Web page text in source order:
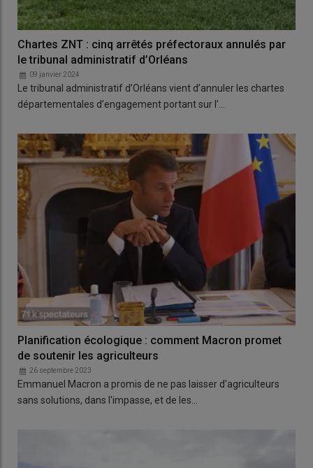
Chartes ZNT : cinq arrêtés préfectoraux annulés par
le tribunal administratif d’Orléans
09 janvier 2024
Le tribunal administratif d’Orléans vient d’annuler les chartes
départementales d’engagement portant sur l’…
Planification écologique : comment Macron promet
de soutenir les agriculteurs
26 septembre 2023
Emmanuel Macron a promis de ne pas laisser d'agriculteurs
sans solutions, dans l'impasse, et de les…